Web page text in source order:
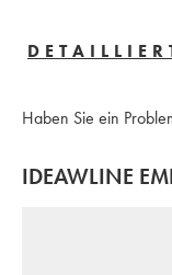
Haben Sie ein
IDEAWLINE